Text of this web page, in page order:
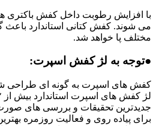
با افزایش رطوبت داخل کفش باکتری
می شوند. کفش کتانی استاندارد
مختلف پا خواهد شد.
●توجه به لژ کفش اسپرت:
کفش های اسپرت به گونه ای طراحی
جدیدترین تحقیقات و بررسی های
برای پیاده روی و فعالیت روزمره